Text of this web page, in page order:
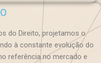
do Direito, projetamos o
à constante evolução do
referência no mercado e